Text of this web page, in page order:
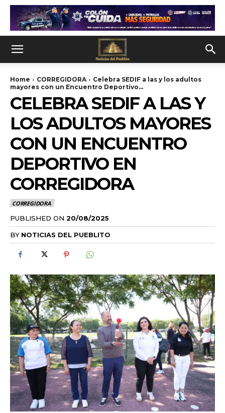
Home CORREGIDORA
Celebra SEDIF a las y los adultos
mayores con un Encuentro Deportivo...
CELEBRA SEDIF A LAS Y
LOS ADULTOS MAYORES
CON UN ENCUENTRO
DEPORTIVO EN
CORREGIDORA
CORREGIDORA
PUBLISHED ON 20/08/2025
BY NOTICIAS DEL PUEBLITO